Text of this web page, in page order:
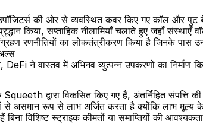
की ओर से व्यवस्थित कवर किए गए कॉल और पुट
किया, सप्ताहिक नीलामियाँ चलाते हुए जहाँ संस्थाएँ
रणनीतियों का लोकतंत्रीकरण किया है जिनके पास
ने वास्तव में अभिनव व्युत्पन्न उपकरणों का निर्माण
द्वारा विकसित किए गए हैं, अंतर्निहित
से असमान रूप से लाभ अर्जित करता है क्योंकि लाभ मूल्य
विशिष्ट स्ट्राइक कीमतों या समाप्तियों की